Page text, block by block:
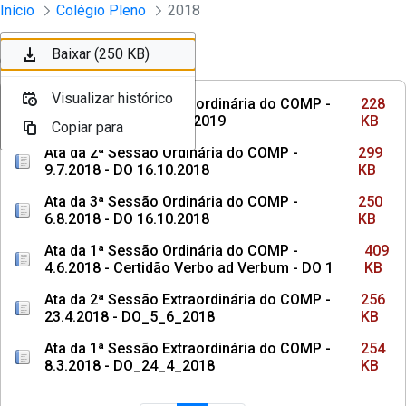
Pular para o Conteúdo principal
Sessões e Reuniões - Documentos
Início Colégio Pleno 2018
Ordenar Filtro
Ata da 6ª Sessão Extraordinária do COMP -
20.11.2018 - DO 20.03.2019
228
KB
Ata da 2ª Sessão Ordinária do COMP -
9.7.2018 - DO 16.10.2018
299
KB
Ata da 3ª Sessão Ordinária do COMP -
6.8.2018 - DO 16.10.2018
250
KB
Ata da 1ª Sessão Ordinária do COMP -
4.6.2018 - Certidão Verbo ad Verbum - DO 1
409
KB
Ata da 2ª Sessão Extraordinária do COMP -
23.4.2018 - DO_5_6_2018
256
KB
Ata da 1ª Sessão Extraordinária do COMP -
8.3.2018 - DO_24_4_2018
254
KB
Baixar (228 KB)
Visualizar histórico
Copiar para
Baixar (299 KB)
Visualizar histórico
Copiar para
Baixar (250 KB)
Visualizar histórico
Copiar para